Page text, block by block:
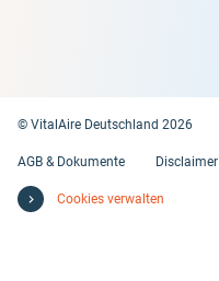
© VitalAire Deutschland 2026
AGB & Dokumente Disclaimer
Cookies verwalten